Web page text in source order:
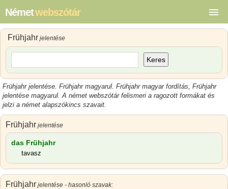
Németwebszótár
Frühjahr jelentése
Keres
Frühjahr jelentése. Frühjahr magyarul. Frühjahr magyarfordítás, Frühjahr
jelentése magyarul. A német webszótár felismeri a ragozott formákat és
jelzi a német alapszókincs szavait.
Frühjahr jelentése
das Frühjahr
tavasz
Frühjahr jelentése - hasonló szavak: